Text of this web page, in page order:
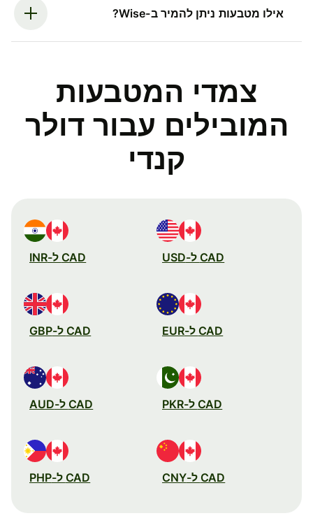
אילו מטבעות ניתן להמיר ב-Wise?
צמדי המטבעות
המובילים עבור דולר
קנדי
CAD ל-USD CAD ל-INR
CAD ל-EUR CAD ל-GBP
CAD ל-PKR CAD ל-AUD
CAD ל-CNY CAD ל-PHP